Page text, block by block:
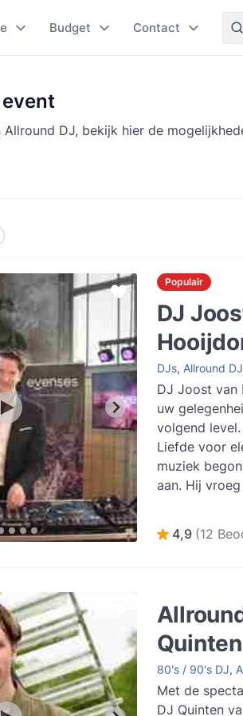
Budget Contact
DJ, bekijk hier de
Populair
DJ
DJs, Allround DJ
DJ Joost van
uw
volgend level.
Liefde voor
muziek
aan. Hij
4,9 (12
Quinten
80's / 90's DJ,
Met de
DJ Quinten